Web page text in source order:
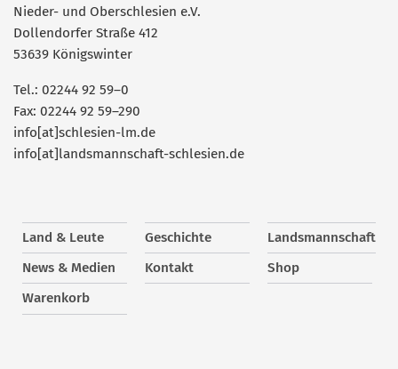
Nieder- und Oberschlesien e.V.
Dollendorfer Straße 412
53639 Königswinter
Tel.: 02244 92 59–0
Fax: 02244 92 59–290
info[at]schlesien-lm.de
info[at]landsmannschaft-schlesien.de
Land & Leute Geschichte
Landsmannschaft
News & Medien
Kontakt
Shop
Warenkorb